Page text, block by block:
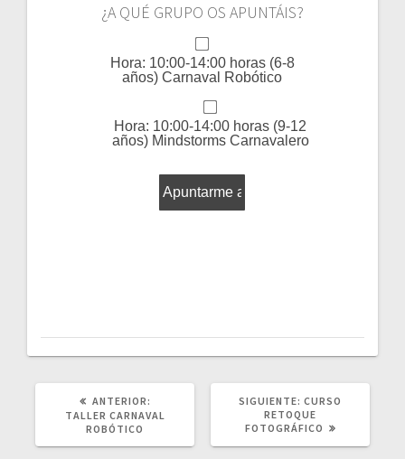
¿A QUÉ GRUPO OS APUNTÁIS?
Hora: 10:00-14:00 horas (6-8
años) Carnaval Robótico
Hora: 10:00-14:00 horas (9-12
años) Mindstorms Carnavalero
ANTERIOR:
ANTERIOR:
TALLER CARNAVAL
ROBÓTICO
SIGUIENTE: SIGUIENTE
POST:
CURSO
RETOQUE
FOTOGRÁFICO